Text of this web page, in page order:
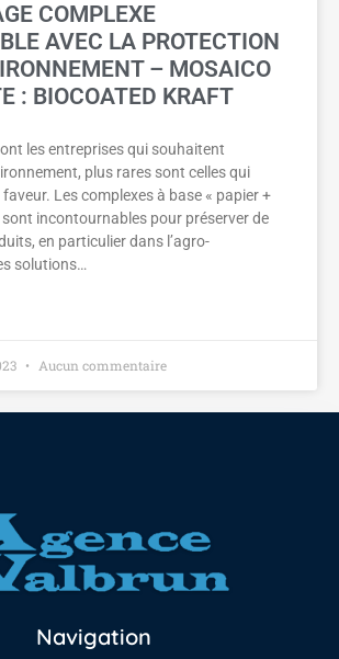
COMPLEXE
AVEC LA PROTECTION
– MOSAICO
: BIOCOATED KRAFT
les entreprises qui souhaitent
plus rares sont celles qui
Les complexes à base « papier +
sont incontournables pour préserver de
en particulier dans l’agro-
solutions…
Aucun commentaire
Navigation